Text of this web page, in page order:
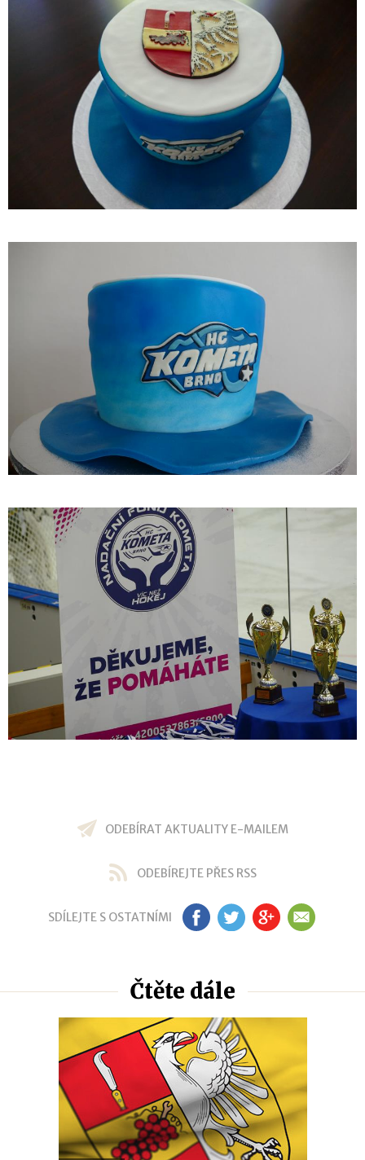
ODEBÍRAT AKTUALITY E-MAILEM
ODEBÍREJTE PŘES RSS
SDÍLEJTE S OSTATNÍMI FB TW GP EM
Čtěte dále